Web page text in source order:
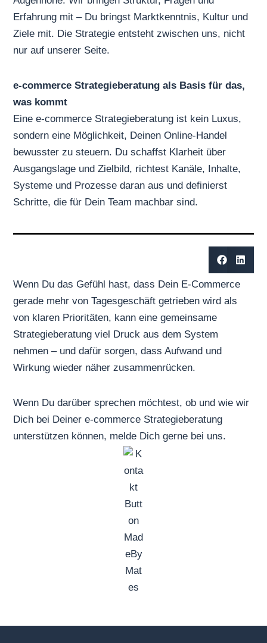
Erfahrung mit – Du bringst Marktkenntnis, Kultur und
Ziele mit. Die Strategie entsteht zwischen uns, nicht
nur auf unserer Seite.
e-commerce Strategieberatung als Basis für das,
was kommt
Eine e-commerce Strategieberatung ist kein Luxus,
sondern eine Möglichkeit, Deinen Online-Handel
bewusster zu steuern. Du schaffst Klarheit über
Ausgangslage und Zielbild, richtest Kanäle, Inhalte,
Systeme und Prozesse daran aus und definierst
Schritte, die für Dein Team machbar sind.
Wenn Du das Gefühl hast, dass Dein E-Commerce
gerade mehr von Tagesgeschäft getrieben wird als
von klaren Prioritäten, kann eine gemeinsame
Strategieberatung viel Druck aus dem System
nehmen – und dafür sorgen, dass Aufwand und
Wirkung wieder näher zusammenrücken.
Wenn Du darüber sprechen möchtest, ob und wie wir
Dich bei Deiner e-commerce Strategieberatung
unterstützen können, melde Dich gerne bei uns.